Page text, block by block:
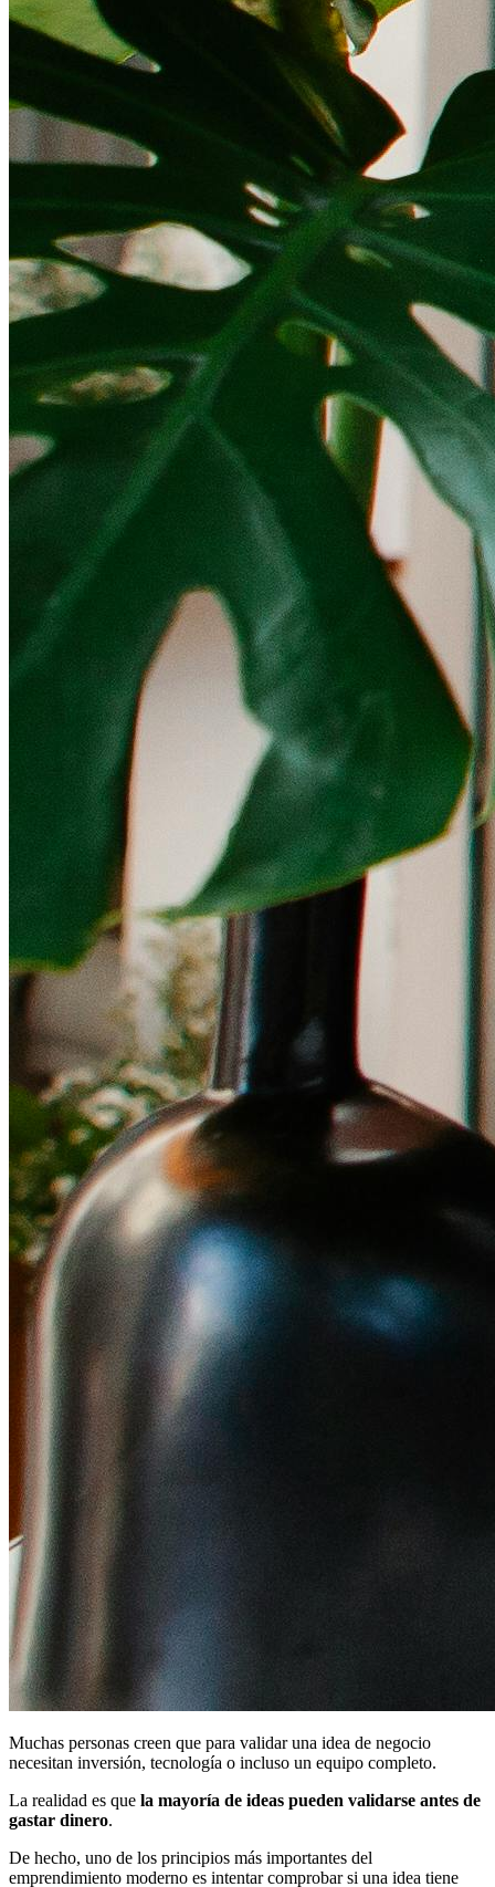
Muchas personas creen que para validar una idea de negocio
necesitan inversión, tecnología o incluso un equipo completo.
La realidad es que la mayoría de ideas pueden validarse antes de
gastar dinero.
De hecho, uno de los principios más importantes del
emprendimiento moderno es intentar comprobar si una idea tiene